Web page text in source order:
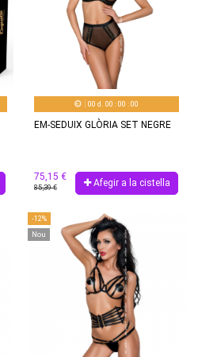
00 d. 00 :00 :00
EM-SEDUIX GLÒRIA SET NEGRE
75,15 €
85,39 € Afegir a la cistella
-12%
Nou